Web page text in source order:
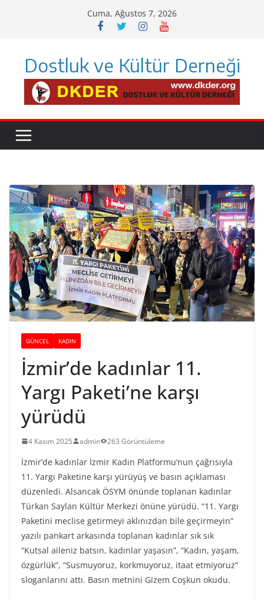
Cuma, Ağustos 7, 2026
Dostluk ve Kültür Derneği
GÜNCEL KADIN
İzmir’de kadınlar 11.
Yargı Paketi’ne karşı
yürüdü
4 Kasım 2025 admin 263 Görüntüleme
İzmir’de kadınlar İzmir Kadın Platformu’nun çağrısıyla
11. Yargı Paketine karşı yürüyüş ve basın açıklaması
düzenledi. Alsancak ÖSYM önünde toplanan kadınlar
Türkan Saylan Kültür Merkezi önüne yürüdü. “11. Yargı
Paketini meclise getirmeyi aklınızdan bile geçirmeyin”
yazılı pankart arkasında toplanan kadınlar sık sık
“Kutsal aileniz batsın, kadınlar yaşasın”, “Kadın, yaşam,
özgürlük”, “Susmuyoruz, korkmuyoruz, itaat etmiyoruz”
sloganlarını attı. Basın metnini Gizem Coşkun okudu.